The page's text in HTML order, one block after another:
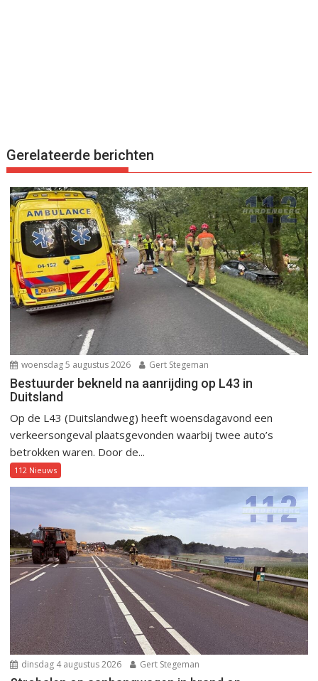
Gerelateerde berichten
woensdag 5 augustus 2026 Gert Stegeman
Bestuurder bekneld na aanrijding op L43 in
Duitsland
Op de L43 (Duitslandweg) heeft woensdagavond een
verkeersongeval plaatsgevonden waarbij twee auto’s
betrokken waren. Door de...
112 Nieuws
dinsdag 4 augustus 2026 Gert Stegeman